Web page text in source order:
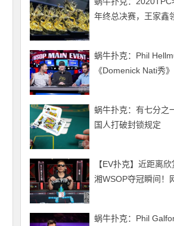
年终总决赛，王家鑫
蜗牛扑克：Phil
《Domenick Nati秀
蜗牛扑克：有七分之
国人打破封锁规定
【EV扑克】近距离
湘WSOP夺冠瞬间！
动：这才是热爱扑克
蜗牛扑克：Phil